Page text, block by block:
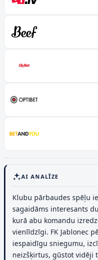
AI ANALĪZE
Klubu pārbaudes spēļu
sagaidāms interesants
kurā abu komandu
vienlīdzīgi. FK Jablonec
iespaidīgu sniegumu,
neizšķirtus, gūstot vidēji